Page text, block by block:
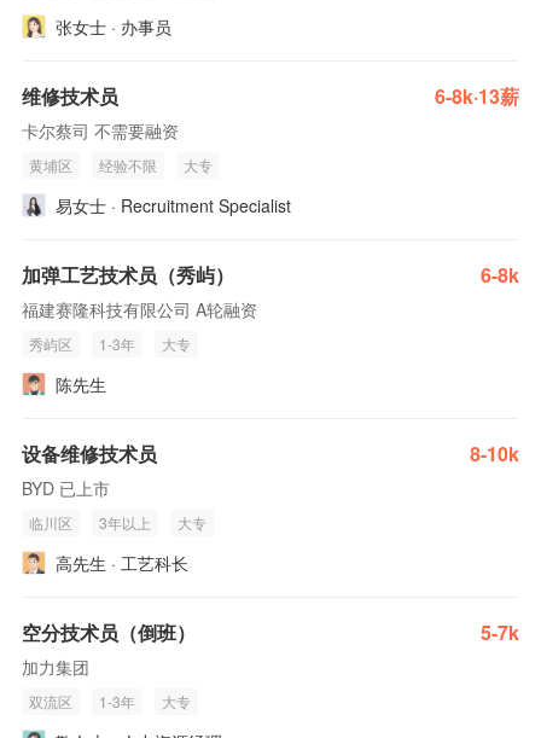
张女士 · 办事员
维修技术员 6-8k·13薪
卡尔蔡司 不需要融资
黄埔区 经验不限 大专
易女士 · Recruitment Specialist
加弹工艺技术员（秀屿） 6-8k
福建赛隆科技有限公司 A轮融资
秀屿区 1-3年 大专
陈先生
设备维修技术员 8-10k
BYD 已上市
临川区 3年以上 大专
高先生 · 工艺科长
空分技术员（倒班） 5-7k
加力集团
双流区 1-3年 大专